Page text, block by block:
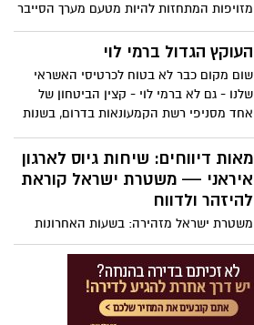
מזויפות המתחזות להיות מטעם מערך הסייבר
הלאומי. בהודעות מופיע: אתר מתחזה בשם
cyber-incd[.]com כתובת מייל ישנה שכברהעוקץ הגדול ברמי לוי
שום מקום כבר לא בטוח לכרטיסי האשראי
שלנו - גם לא ברמי לוי - קצין הביטחון של
אחד מסניפי רשת הקמעונאות בדרום, בשנות
העביר לאחיו פרטים של כרטיסי אשראי
מלקוחות הסניף, שאותם גנב במהלך עבודתו,
על מנת לעשות בהם שימוש ולגנוב כספים
בהיקף של עשרות אלפי שקלים
מאות דיווחים: שיחות גיוס לארגון
איראני — משטרת ישראל קוראת
להיזהר ולדווח
משטרת ישראל מזהירה: בשעות האחרונות
התקבלו מאות דיווחים במוקדי 100 על שיחות
טלפון ממספרים לא מוכרים, שבהן אדם טעה
או הציע לאזרחים "להתגייס לארגון איראני".
השיחות, לפי הדיווח, מגיעות ממספרים
שמתחילים בספרות: 03-6817* ו- 03-3067*.